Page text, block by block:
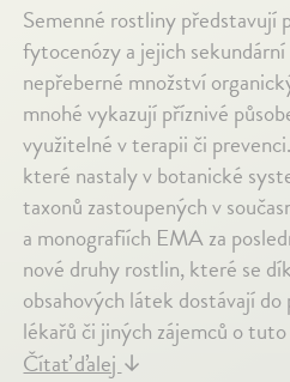
Semenné rostliny představují
fytocenózy a jejich
nepřeberné množství
mnohé vykazují příznivé
využitelné v terapii či
které nastaly v botanické
taxonů zastoupených v
a monografiích EMA za
nové druhy rostlin, které se
obsahových látek dostávají
lékařů či jiných zájemců o
Čítať ďalej↓